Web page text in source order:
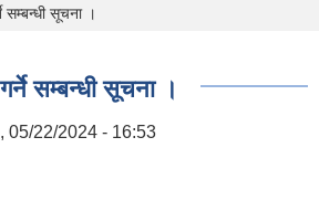
सम्बन्धी सूचना ।
सम्बन्धी सूचना ।
05/22/2024 - 16:53